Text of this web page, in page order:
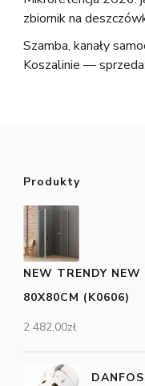
zbiornik na
Szamba, kanały
Koszalinie —
Produkty
NEW TRENDY
80X80CM (K0606)
2 482,00zł